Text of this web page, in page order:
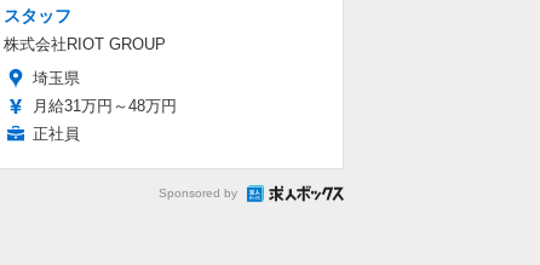
スタッフ
株式会社RIOT GROUP
埼玉県
月給31万円～48万円
正社員
Sponsored by